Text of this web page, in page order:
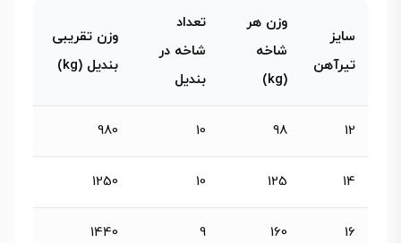
سایز
تیرآهن
وزن هر
شاخه
(kg)
تعداد
شاخه در
بندیل
وزن تقریبی
بندیل (kg)
12
98
10
980
14
125
10
1250
16
160
9
1440